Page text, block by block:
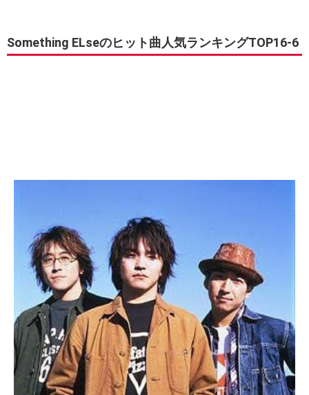
Something ELseのヒット曲人気ランキングTOP16-6